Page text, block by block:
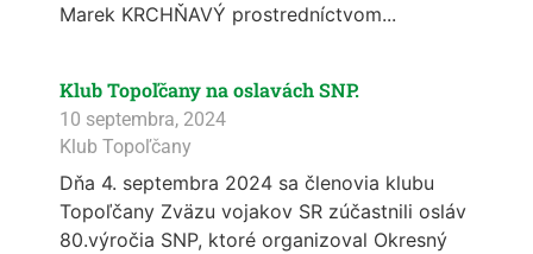
Marek KRCHŇAVÝ prostredníctvom...
Klub Topoľčany na oslavách SNP.
10 septembra, 2024
Klub Topoľčany
Dňa 4. septembra 2024 sa členovia klubu
Topoľčany Zväzu vojakov SR zúčastnili osláv
80.výročia SNP, ktoré organizoval Okresný